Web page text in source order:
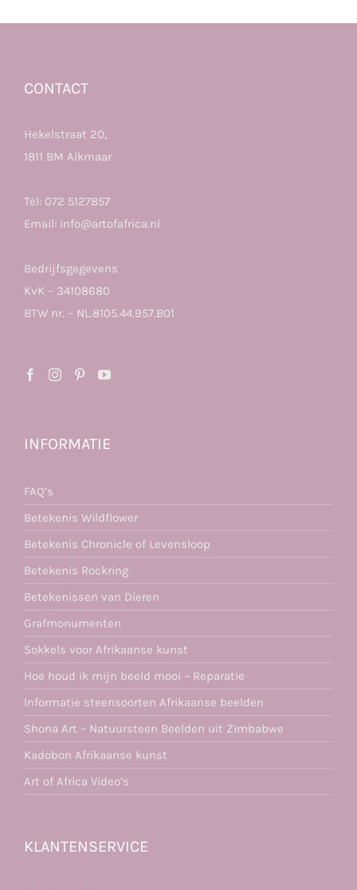
CONTACT
Hekelstraat 20,
1811 BM Alkmaar
Tel: 072 5127857
Email: info@artofafrica.nl
Bedrijfsgegevens
KvK – 34108680
BTW nr. – NL.8105.44.957.B01
INFORMATIE
FAQ’s
Betekenis Wildflower
Betekenis Chronicle of Levensloop
Betekenis Rockring
Betekenissen van Dieren
Grafmonumenten
Sokkels voor Afrikaanse kunst
Hoe houd ik mijn beeld mooi – Reparatie
Informatie steensoorten Afrikaanse beelden
Shona Art – Natuursteen Beelden uit Zimbabwe
Kadobon Afrikaanse kunst
Art of Africa Video’s
KLANTENSERVICE